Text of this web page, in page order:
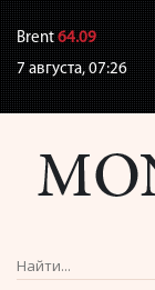
Brent64.09
7 августа,07:26